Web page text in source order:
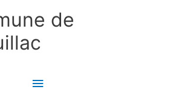
de
Menu